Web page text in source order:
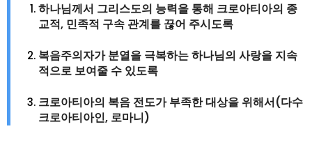
하나님께서 그리스도의 능력을 통해 크로아티아의 종
교적, 민족적 구속 관계를 끊어 주시도록
복음주의자가 분열을 극복하는하나님의 사랑을 지속
적으로 보여줄 수 있도록
크로아티아의 복음 전도가 부족한대상을 위해서(다수
크로아티아인, 로마니)